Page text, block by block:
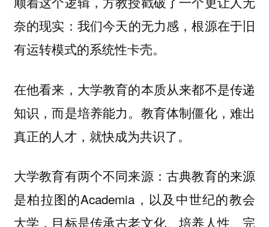
奈的现实： 我们今天的无力感，根源在于旧
有运转模式的系统性卡壳。
在他看来，大学教育的本质从来都不是传递
知识，而是培养能力。教育体制僵化，难出
真正的人才，就快成为共识了。
大学教育有两个不同来源：古典教育的来源
是柏拉图的Academia，以及中世纪的教会
大学，目标是传承古老文化、培养人性、完